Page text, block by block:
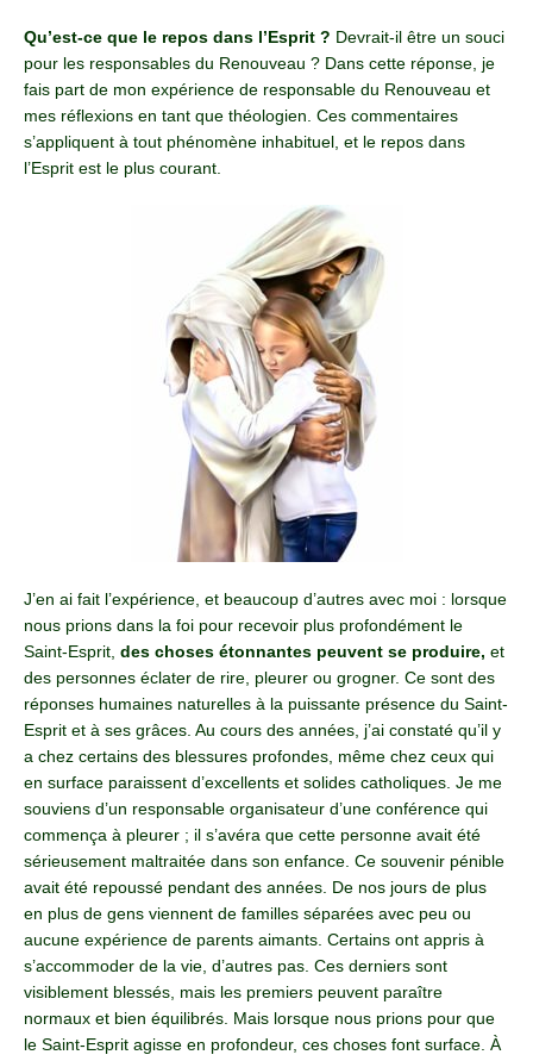
Qu’est-ce que le repos dans l’Esprit ? Devrait-il être un souci
pour les responsables du Renouveau ? Dans cette réponse, je
fais part de mon expérience de responsable du Renouveau et
mes réflexions en tant que théologien. Ces commentaires
s’appliquent à tout phénomène inhabituel, et le repos dans
l’Esprit est le plus courant.
J’en ai fait l’expérience, et beaucoup d’autres avec moi : lorsque
nous prions dans la foi pour recevoir plus profondément le
Saint-Esprit, des choses étonnantes peuvent se produire, et
des personnes éclater de rire, pleurer ou grogner. Ce sont des
réponses humaines naturelles à la puissante présence du Saint-
Esprit et à ses grâces. Au cours des années, j’ai constaté qu’il y
a chez certains des blessures profondes, même chez ceux qui
en surface paraissent d’excellents et solides catholiques. Je me
souviens d’un responsable organisateur d’une conférence qui
commença à pleurer ; il s’avéra que cette personne avait été
sérieusement maltraitée dans son enfance. Ce souvenir pénible
avait été repoussé pendant des années. De nos jours de plus
en plus de gens viennent de familles séparées avec peu ou
aucune expérience de parents aimants. Certains ont appris à
s’accommoder de la vie, d’autres pas. Ces derniers sont
visiblement blessés, mais les premiers peuvent paraître
normaux et bien équilibrés. Mais lorsque nous prions pour que
le Saint-Esprit agisse en profondeur, ces choses font surface. À